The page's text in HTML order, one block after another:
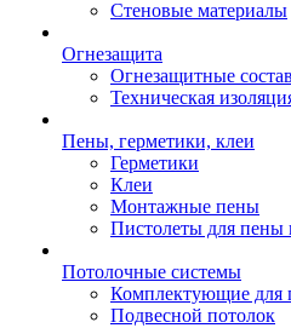
Стеновые материалы
Огнезащита
Огнезащитные
Техническая
Пены, герметики, клеи
Герметики
Клеи
Монтажные пены
Пистолеты для пены
Потолочные системы
Комплектующие для
Подвесной потолок